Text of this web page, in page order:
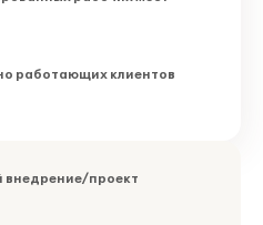
работающих клиентов
внедрение/проект